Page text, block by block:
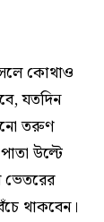
কোথাও
যতদিন
তরুণ
উল্টে
ভেতরের
থাকবেন।